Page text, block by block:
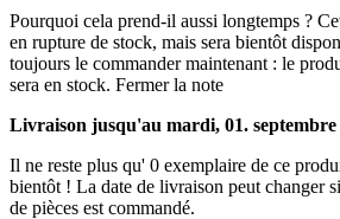
Pourquoi cela prend-il aussi longtemps ?
en rupture de stock, mais sera bientôt
toujours le commander maintenant : le
sera en stock. Fermer la note
Livraison jusqu'au mardi, 01. septembre
Il ne reste plus qu' 0 exemplaire de ce
bientôt ! La date de livraison peut changer
de pièces est commandé.